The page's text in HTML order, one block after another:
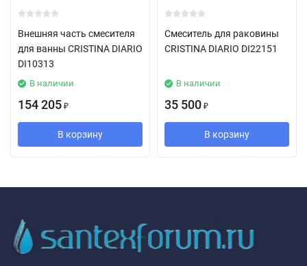
Внешняя часть смесителя
для ванны CRISTINA DIARIO
DI10313
В наличии
154 205 ₽
В корзину
Смеситель для раковины
CRISTINA DIARIO DI22151
В наличии
35 500 ₽
В корзину